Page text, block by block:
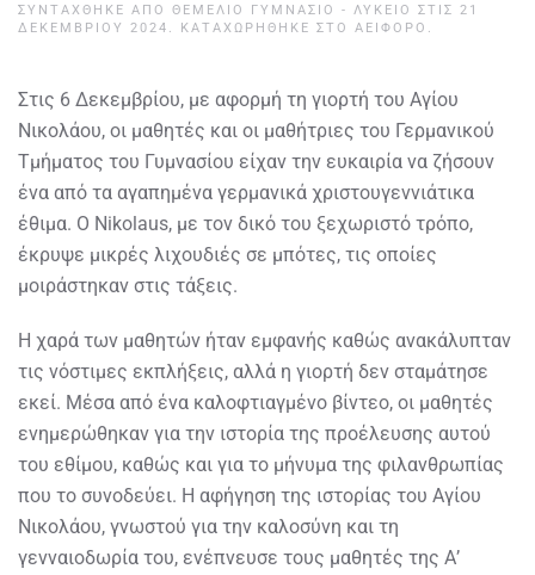
ΣΥΝΤΆΧΘΗΚΕ ΑΠΌ ΘΕΜΕΛΙΟ ΓΥΜΝΑΣΙΟ - ΛΥΚΕΙΟ ΣΤΙΣ 21
ΔΕΚΕΜΒΡΊΟΥ 2024 . ΚΑΤΑΧΩΡΉΘΗΚΕ ΣΤΟ ΑΕΙΦΌΡΟ .
Στις 6 Δεκεμβρίου, με αφορμή τη γιορτή του Αγίου
Νικολάου, οι μαθητές και οι μαθήτριες του Γερμανικού
Τμήματος του Γυμνασίου είχαν την ευκαιρία να ζήσουν
ένα από τα αγαπημένα γερμανικά χριστουγεννιάτικα
έθιμα. Ο Nikolaus, με τον δικό του ξεχωριστό τρόπο,
έκρυψε μικρές λιχουδιές σε μπότες, τις οποίες
μοιράστηκαν στις τάξεις.
Η χαρά των μαθητών ήταν εμφανής καθώς ανακάλυπταν
τις νόστιμες εκπλήξεις, αλλά η γιορτή δεν σταμάτησε
εκεί. Μέσα από ένα καλοφτιαγμένο βίντεο, οι μαθητές
ενημερώθηκαν για την ιστορία της προέλευσης αυτού
του εθίμου, καθώς και για το μήνυμα της φιλανθρωπίας
που το συνοδεύει. Η αφήγηση της ιστορίας του Αγίου
Νικολάου, γνωστού για την καλοσύνη και τη
γενναιοδωρία του, ενέπνευσε τους μαθητές της Α’